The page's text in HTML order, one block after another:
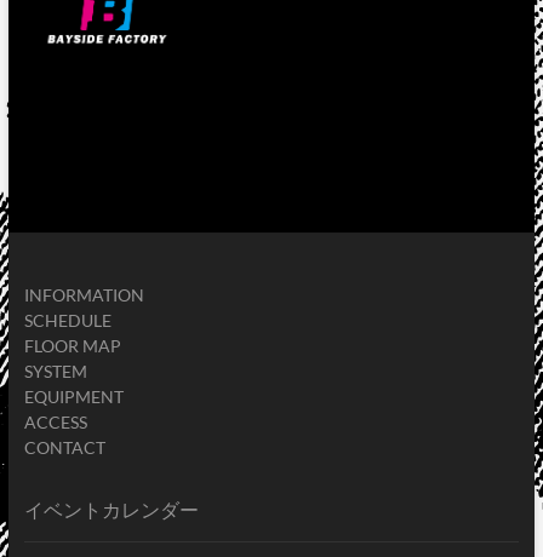
INFORMATION
SCHEDULE
FLOOR MAP
SYSTEM
EQUIPMENT
ACCESS
CONTACT
イベントカレンダー